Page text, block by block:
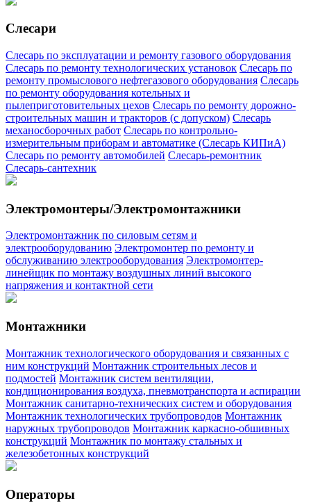
Слесари
Слесарь по эксплуатации и ремонту газового оборудования
Слесарь по ремонту технологических установок Слесарь по
ремонту промыслового нефтегазового оборудования Слесарь
по ремонту оборудования котельных и
пылеприготовительных цехов Слесарь по ремонту дорожно-
строительных машин и тракторов (с допуском) Слесарь
механосборочных работ Слесарь по контрольно-
измерительным приборам и автоматике (Слесарь КИПиА)
Слесарь по ремонту автомобилей Слесарь-ремонтник
Слесарь-сантехник
Электромонтеры/Электромонтажники
Электромонтажник по силовым сетям и
электрооборудованию Электромонтер по ремонту и
обслуживанию электрооборудования Электромонтер-
линейщик по монтажу воздушных линий высокого
напряжения и контактной сети
Монтажники
Монтажник технологического оборудования и связанных с
ним конструкций Монтажник строительных лесов и
подмостей Монтажник систем вентиляции,
кондиционирования воздуха, пневмотранспорта и аспирации
Монтажник санитарно-технических систем и оборудования
Монтажник технологических трубопроводов Монтажник
наружных трубопроводов Монтажник каркасно-обшивных
конструкций Монтажник по монтажу стальных и
железобетонных конструкций
Операторы